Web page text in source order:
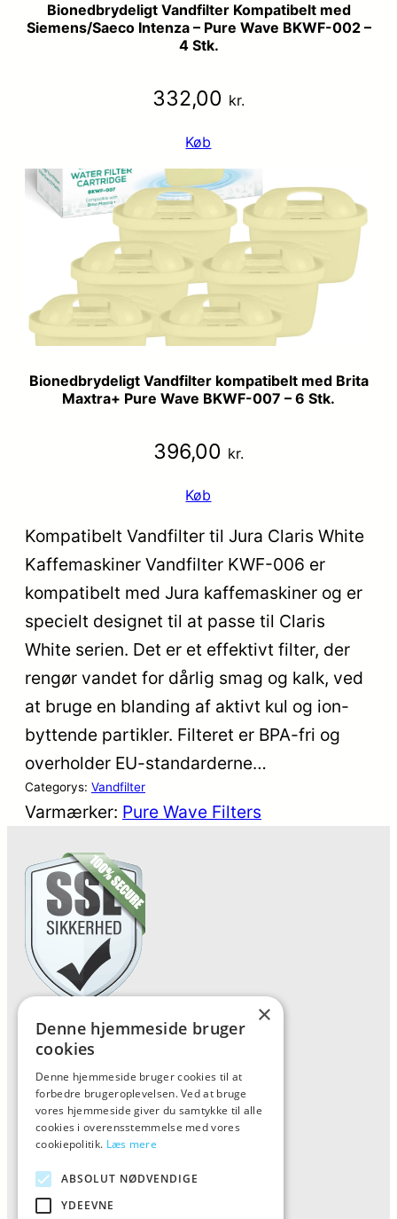
Bionedbrydeligt Vandfilter Kompatibelt med
Siemens/Saeco Intenza – Pure Wave BKWF-002 –
4 Stk.
332,00 kr.
Køb
Bionedbrydeligt Vandfilter kompatibelt med Brita
Maxtra+ Pure Wave BKWF-007 – 6 Stk.
396,00 kr.
Køb
Kompatibelt Vandfilter til Jura Claris White
Kaffemaskiner Vandfilter KWF-006 er
kompatibelt med Jura kaffemaskiner og er
specielt designet til at passe til Claris
White serien. Det er et effektivt filter, der
rengør vandet for dårlig smag og kalk, ved
at bruge en blanding af aktivt kul og ion-
byttende partikler. Filteret er BPA-fri og
overholder EU-standarderne…
Categorys: Vandfilter
Varmærker: Pure Wave Filters
Forside
Kontakt
Oversigt artikler
Kiinkiintoktok
×
Denne hjemmeside bruger
cookies
Denne hjemmeside bruger cookies til at
forbedre brugeroplevelsen. Ved at bruge
vores hjemmeside giver du samtykke til alle
cookies i overensstemmelse med vores
cookiepolitik. Læs mere
ABSOLUT NØDVENDIGE
YDEEVNE